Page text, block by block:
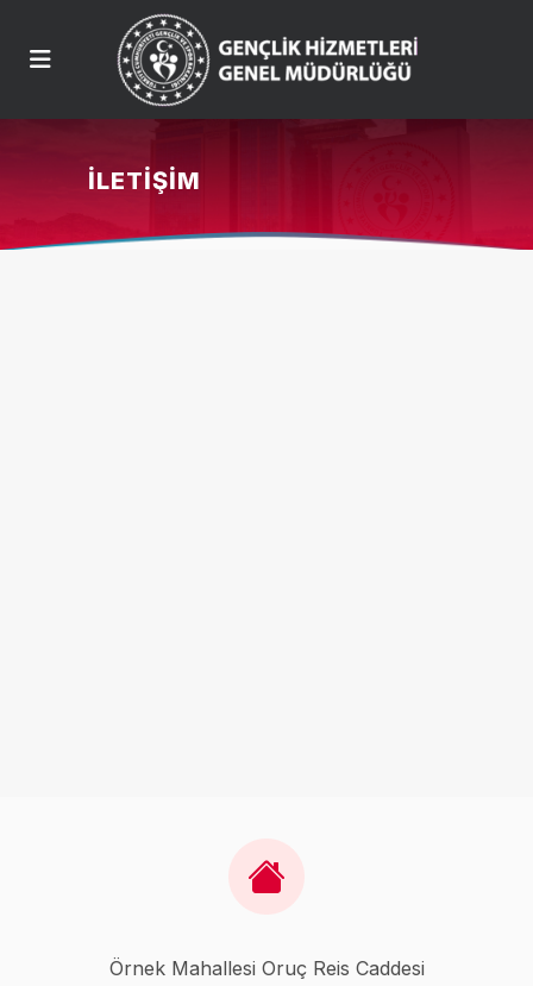
İLETIŞIM
Örnek Mahallesi Oruç Reis Caddesi